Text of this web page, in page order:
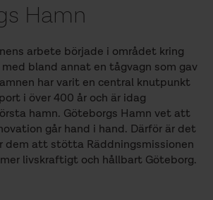
Hamn
arbete började i området kring
bland annat en tågvagn som gav
har varit en central knutpunkt
i över 400 år och är idag
hamn. Göteborgs Hamn vet att
går hand i hand. Därför är det
dem att stötta Räddningsmissionen
livskraftigt och hållbart Göteborg.